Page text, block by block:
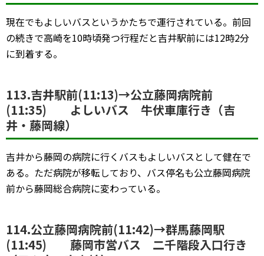
現在でもよしいバスというかたちで運行されている。前回
の続きで高崎を10時頃発つ行程だと吉井駅前には12時2分
に到着する。
113.吉井駅前(11:13)→公立藤岡病院前
(11:35) よしいバス 牛伏車庫行き（吉
井・藤岡線）
吉井から藤岡の病院に行くバスもよしいバスとして健在で
ある。ただ病院が移転しており、バス停名も公立藤岡病院
前から藤岡総合病院に変わっている。
114.公立藤岡病院前(11:42)→群馬藤岡駅
(11:45) 藤岡市営バス 二千階段入口行き